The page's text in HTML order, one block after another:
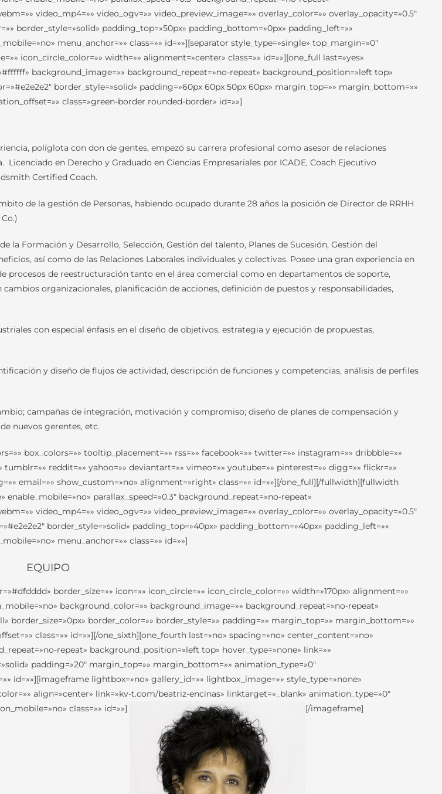
video_mp4=»» video_ogv=»» video_preview_image=»» overlay_color=»» overlay_opacity=»0.5″
border_style=»solid» padding_top=»50px» padding_bottom=»0px» padding_left=»»
menu_anchor=»» class=»» id=»»][separator style_type=»single» top_margin=»0″
icon_circle_color=»» width=»» alignment=»center» class=»» id=»»][one_full last=»yes»
background_image=»» background_repeat=»no-repeat» background_position=»left top»
border_style=»solid» padding=»60px 60px 50px 60px» margin_top=»» margin_bottom=»»
class=»green-border rounded-border» id=»»]
políglota con don de gentes, empezó su carrera profesional como asesor de relaciones
Licenciado en Derecho y Graduado en Ciencias Empresariales por ICADE, Coach Ejecutivo
Certified Coach.
de la gestión de Personas, habiendo ocupado durante 28 años la posición de Director de RRHH
la Formación y Desarrollo, Selección, Gestión del talento, Planes de Sucesión, Gestión del
así como de las Relaciones Laborales individuales y colectivas. Posee una gran experiencia en
procesos de reestructuración tanto en el área comercial como en departamentos de soporte,
organizacionales, planificación de acciones, definición de puestos y responsabilidades,
con especial énfasis en el diseño de objetivos, estrategia y ejecución de propuestas,
y diseño de flujos de actividad, descripción de funciones y competencias, análisis de perfiles
campañas de integración, motivación y compromiso; diseño de planes de compensación y
nuevos gerentes, etc.
box_colors=»» tooltip_placement=»» rss=»» facebook=»» twitter=»» instagram=»» dribbble=»»
reddit=»» yahoo=»» deviantart=»» vimeo=»» youtube=»» pinterest=»» digg=»» flickr=»»
email=»» show_custom=»no» alignment=»right» class=»» id=»»][/one_full][/fullwidth][fullwidth
parallax_speed=»0.3″ background_repeat=»no-repeat»
video_mp4=»» video_ogv=»» video_preview_image=»» overlay_color=»» overlay_opacity=»0.5″
border_style=»solid» padding_top=»40px» padding_bottom=»40px» padding_left=»»
menu_anchor=»» class=»» id=»»]
EQUIPO
border_size=»» icon=»» icon_circle=»» icon_circle_color=»» width=»170px» alignment=»»
background_color=»» background_image=»» background_repeat=»no-repeat»
border_color=»» border_style=»» padding=»» margin_top=»» margin_bottom=»»
class=»» id=»»][/one_sixth][one_fourth last=»no» spacing=»no» center_content=»no»
repeat» background_position=»left top» hover_type=»none» link=»»
padding=»20″ margin_top=»» margin_bottom=»» animation_type=»0″
id=»»][imageframe lightbox=»no» gallery_id=»» lightbox_image=»» style_type=»none»
align=»center» link=»kv-t.com/beatriz-encinas» linktarget=»_blank» animation_type=»0″
class=»» id=»»]
[/imageframe]